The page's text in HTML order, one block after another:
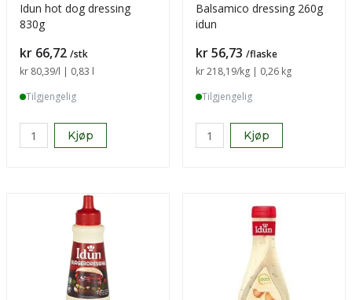
Idun hot dog dressing
830g
Pris
kr 66,72 /stk
Sammenligning pris
kr 80,39/l | 0,83 l
Tilgjengelig
Kjøp
Balsamico dressing 260g
idun
Pris
kr 56,73 /flaske
Sammenligning pris
kr 218,19/kg | 0,26 kg
Tilgjengelig
Kjøp